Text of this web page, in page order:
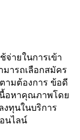
ายในการเข้า
ารถเลือกสมัคร
มต้องการ ข้อดี
นื้อหาคุณภาพโดย
ทุนในบริการ
นไลน์